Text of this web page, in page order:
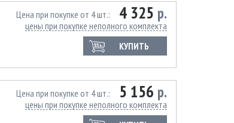
4 325 р.
Цена при покупке от 4 шт.
цены при покупке неполного комплекта
КУПИТЬ
5 156 р.
Цена при покупке от 4 шт.
цены при покупке неполного комплекта